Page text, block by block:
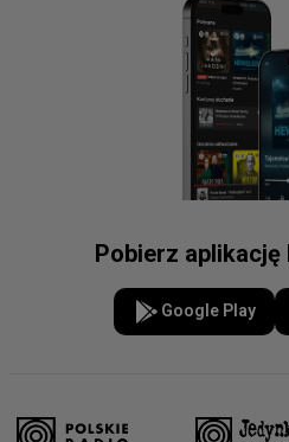
Pobierz aplikację
Google Play